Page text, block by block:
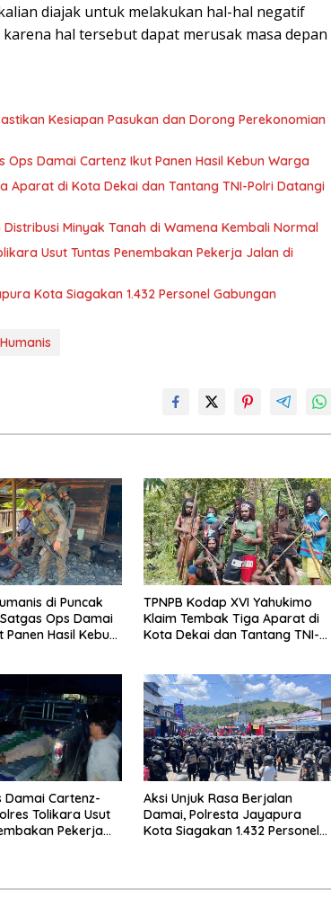
diajak untuk melakukan hal-hal negatif
hal tersebut dapat merusak masa depan
Kesiapan Pasukan dan Dorong Perekonomian
Damai Cartenz Ikut Panen Hasil Kebun Warga
Aparat di Kota Dekai dan Tantang TNI-Polri Datangi
Minyak Tanah di Wamena Kembali Normal
Usut Tuntas Penembakan Pekerja Jalan di
Kota Siagakan 1.432 Personel Gabungan
di Puncak
Ops Damai
Panen Hasil Kebun
TPNPB Kodap XVI Yahukimo
Klaim Tembak Tiga Aparat di
Kota Dekai dan Tantang TNI-
Damai Cartenz-
Tolikara Usut
Pekerja
Aksi Unjuk Rasa Berjalan
Damai, Polresta Jayapura
Kota Siagakan 1.432 Personel